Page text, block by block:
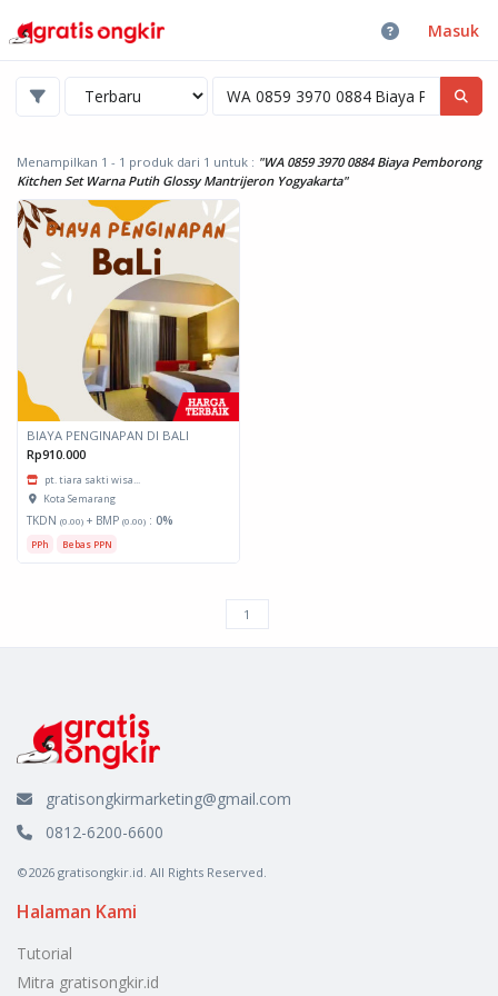
Masuk
Menampilkan 1 - 1 produk dari 1 untuk : "WA 0859 3970 0884 Biaya Pemborong
Kitchen Set Warna Putih Glossy Mantrijeron Yogyakarta"
BIAYA PENGINAPAN DI BALI
Rp910.000
pt. tiara sakti wisa...
Kota Semarang
TKDN (0.00) + BMP (0.00) : 0%
PPh Bebas PPN
gratisongkirmarketing@gmail.com
0812-6200-6600
©2026 gratisongkir.id. All Rights Reserved.
Halaman Kami
Tutorial
Mitra gratisongkir.id